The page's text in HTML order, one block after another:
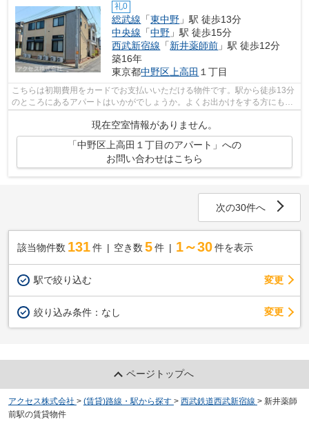
礼0
総武線 「東中野 」駅 徒歩13分
中央線 「中野 」駅 徒歩15分
西武新宿線 「新井薬師前 」駅 徒歩12分
築16年
東京都中野区 上高田 １丁目
こちらは初期費用をカードでお支払いいただける物件です。駅から徒歩13分
のところにあるアパートはいかがでしょうか。よくお出かけをする方にも便
利な、2駅利用可能なアパートです。お...
現在空室情報がありません。
「中野区上高田１丁目のアパート」への
お問い合わせはこちら
次の30件へ
該当物件数 131件 空き数 5 件 1～30 件を表示
駅で絞り込む 変更
絞り込み条件： なし 変更
ページトップへ
アクセス株式会社 > (賃貸)路線・駅から探す > 西武鉄道西武新宿線 > 新井薬師
前駅の賃貸物件